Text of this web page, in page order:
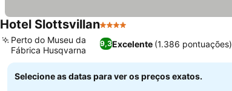
Hotel Slottsvillan4 Estrelas
9,3Excelente (1.386 pontuações)
Perto do Museu da
Fábrica Husqvarna
Selecione as datas para ver os preços exatos.